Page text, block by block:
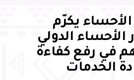
يكرّم
الدولي
في رفع كفاءة
الخدمات